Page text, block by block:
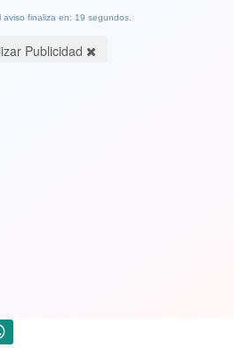
aviso finaliza en: 19 segundos.
Publicidad